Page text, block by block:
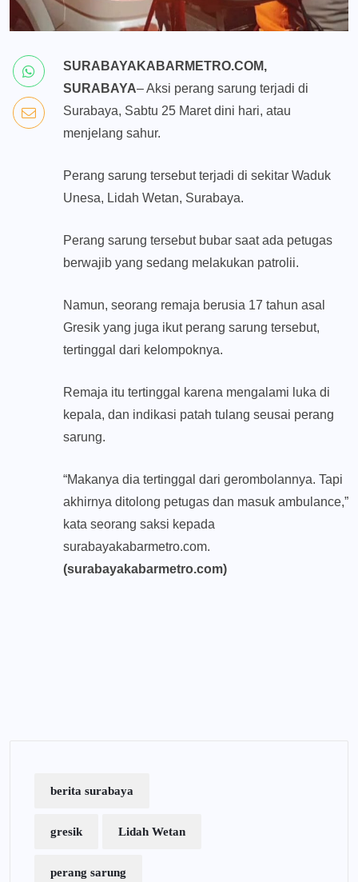
SURABAYAKABARMETRO.COM,
SURABAYA– Aksi perang sarung terjadi di
Surabaya, Sabtu 25 Maret dini hari, atau
menjelang sahur.
Perang sarung tersebut terjadi di sekitar Waduk
Unesa, Lidah Wetan, Surabaya.
Perang sarung tersebut bubar saat ada petugas
berwajib yang sedang melakukan patrolii.
Namun, seorang remaja berusia 17 tahun asal
Gresik yang juga ikut perang sarung tersebut,
tertinggal dari kelompoknya.
Remaja itu tertinggal karena mengalami luka di
kepala, dan indikasi patah tulang seusai perang
sarung.
“Makanya dia tertinggal dari gerombolannya. Tapi
akhirnya ditolong petugas dan masuk ambulance,”
kata seorang saksi kepada
surabayakabarmetro.com.
(surabayakabarmetro.com)
berita surabaya
gresik Lidah Wetan
perang sarung